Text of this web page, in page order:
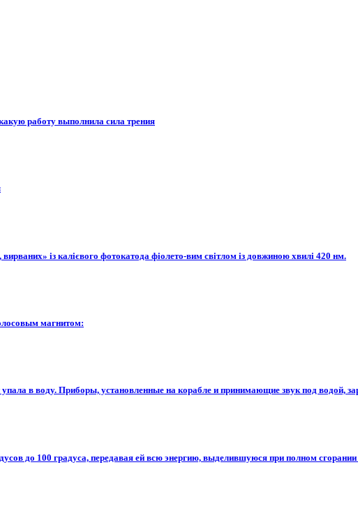
работу выполнила сила трения
із калієвого фотокатода фіолето-вим світлом із довжиною хвилі 420 нм.​
магнитом:
в воду. Приборы, установленные на корабле и принимающие звук под водой,
до 100 градуса, передавая ей всю энергию, выделившуюся при полном сгорании